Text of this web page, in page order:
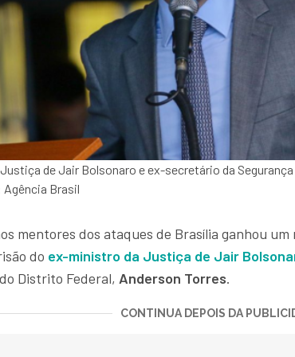
de Jair Bolsonaro e ex-secretário da
Brasil
mentores dos ataques de Brasília ganhou
do ex-ministro da Justiça de Jair
Distrito Federal, Anderson Torres.
CONTINUA DEPOIS DA